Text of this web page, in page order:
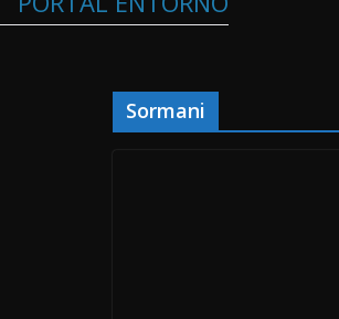
Sormani